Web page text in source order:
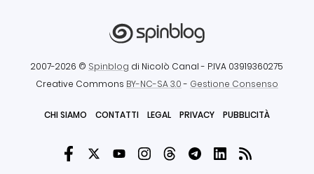
2007-2026 © Spinblog di Nicolò Canal - P.IVA 03919360275
Creative Commons BY-NC-SA 3.0- Gestione Consenso
CHI SIAMO CONTATTI LEGAL PRIVACY PUBBLICITÀ